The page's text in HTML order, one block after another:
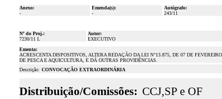
Anexo:
-
Emenda(s):
-
Autógrafo:
243/11
Nº do Proj.:
7230/11 L
Autor:
EXECUTIVO
Ementa:
ACRESCENTA DISPOSITIVOS, ALTERA REDAÇÃO DA LEI N°13.875, DE 07 DE
DE PESCA E AQUICULTURA, E DÁ OUTRAS PROVIDÊNCIAS.
Descrição: CONVOCAÇÃO EXTRAORDINÁRIA
Distribuição/Comissões: CCJ,SP e OF